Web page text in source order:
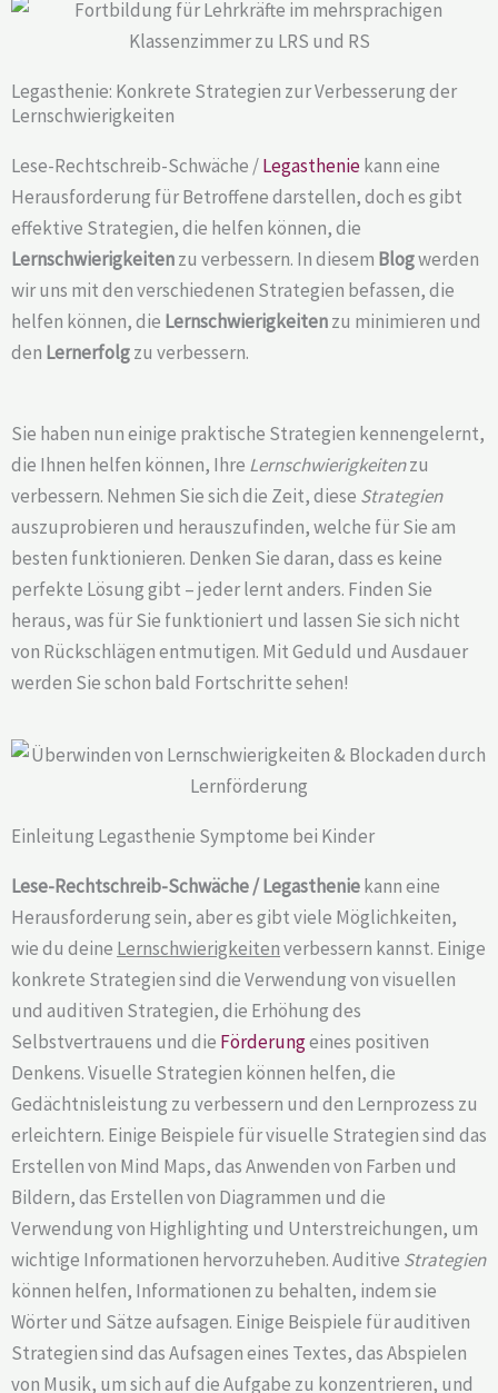
Legasthenie: Konkrete Strategien zur Verbesserung der
Lernschwierigkeiten
Lese-Rechtschreib-Schwäche /Legastheniekann eine
Herausforderung für Betroffene darstellen, doch es gibt
effektive Strategien, die helfen können, die
Lernschwierigkeitenzu verbessern. In diesem Blogwerden
wir uns mit den verschiedenen Strategien befassen, die
helfen können, die Lernschwierigkeitenzu minimieren und
den Lernerfolgzu verbessern.
Sie haben nun einige praktische Strategien kennengelernt,
die Ihnen helfen können, Ihre Lernschwierigkeitenzu
verbessern. Nehmen Sie sich die Zeit, diese Strategien
auszuprobieren und herauszufinden, welche für Sie am
besten funktionieren. Denken Sie daran, dass es keine
perfekte Lösung gibt – jeder lernt anders. Finden Sie
heraus, was für Sie funktioniert und lassen Sie sich nicht
von Rückschlägen entmutigen. Mit Geduld und Ausdauer
werden Sie schon bald Fortschritte sehen!
Einleitung Legasthenie Symptome bei Kinder
Lese-Rechtschreib-Schwäche / Legastheniekann eine
Herausforderung sein, aber es gibt viele Möglichkeiten,
wie du deine Lernschwierigkeitenverbessern kannst. Einige
konkrete Strategien sind die Verwendung von visuellen
und auditiven Strategien, die Erhöhung des
Selbstvertrauens und die Förderungeines positiven
Denkens. Visuelle Strategien können helfen, die
Gedächtnisleistung zu verbessern und den Lernprozess zu
erleichtern. Einige Beispiele für visuelle Strategien sind das
Erstellen von Mind Maps, das Anwenden von Farben und
Bildern, das Erstellen von Diagrammen und die
Verwendung von Highlighting und Unterstreichungen, um
wichtige Informationen hervorzuheben. Auditive Strategien
können helfen, Informationen zu behalten, indem sie
Wörter und Sätze aufsagen. Einige Beispiele für auditiven
Strategien sind das Aufsagen eines Textes, das Abspielen
von Musik, um sich auf die Aufgabe zu konzentrieren, und